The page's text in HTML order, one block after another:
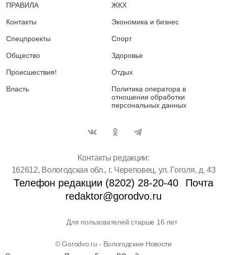
ПРАВИЛА
Контакты
Спецпроекты
Общество
Происшествия!
Власть
ЖКХ
Экономика и бизнес
Спорт
Здоровье
Отдых
Политика оператора в
отношении обработки
персональных данных
Контакты редакции:
162612, Вологодская обл., г. Череповец, ул. Гоголя, д. 43
Телефон редакции (8202) 28-20-40
Почта
redaktor@gorodvo.ru
Для пользователей старше 16 лет
© Gorodvo.ru - Вологодские Новости